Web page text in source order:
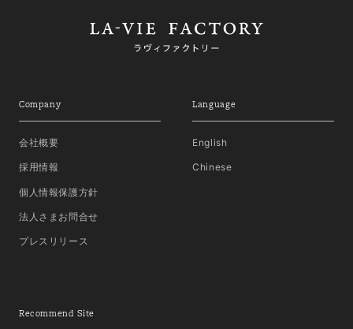
Company
会社概要
採用情報
個人情報保護方針
法人さまお問合せ
プレスリリース
Language
English
Chinese
Recommend Site